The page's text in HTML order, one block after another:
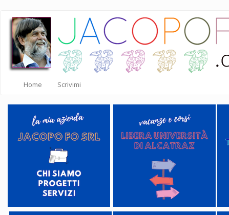
Salta
contenuto
principale
Home Scrivimi